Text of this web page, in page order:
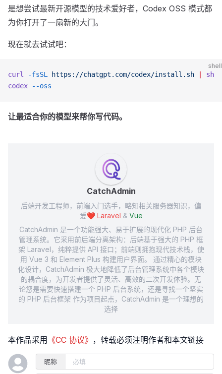
是想尝试最新开源模型的技术爱好者，Codex OSS 模式都
为你打开了一扇新的大门。
现在就去试试吧：
shell
curl -fsSL https://chatgpt.com/codex/install.sh
sh
codex --oss
让最适合你的模型来帮你写代码。
CatchAdmin
后端开发工程师，前端入门选手，略知相关服务器知识，偏
爱❤️ Laravel & Vue
CatchAdmin 是一个功能强大、易于扩展的现代化 PHP 后台
管理系统。它采用前后端分离架构：后端基于强大的 PHP 框
架 Laravel，纯粹提供 API 接口；前端则拥抱现代技术栈，使
用 Vue 3 和 Element Plus 构建用户界面。 通过精心的模块
化设计，CatchAdmin 极大地降低了后台管理系统中各个模块
的耦合度，为开发者提供了灵活、高效的二次开发体验。无
论您是需要快速搭建一个 PHP 后台系统，还是寻找一个坚实
的 PHP 后台框架 作为项目起点，CatchAdmin 是一个理想的
选择
本作品采用 《CC 协议》 ，转载必须注明作者和本文链接
昵称